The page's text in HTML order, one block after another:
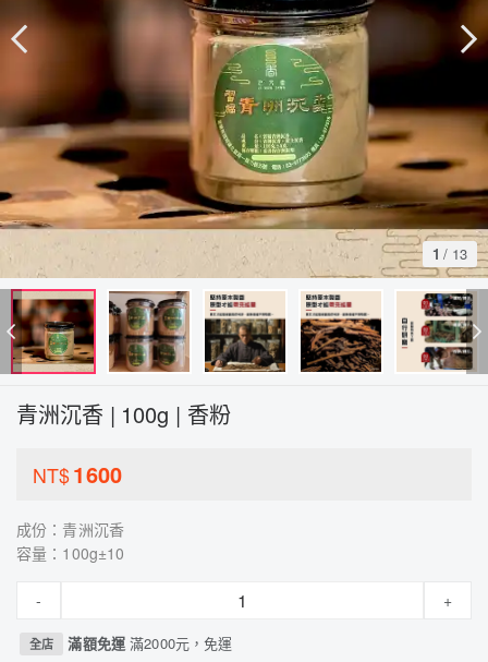
1 / 13
青洲沉香 | 100g | 香粉
NT$1600
成份：青洲沉香
容量：100g±10
- +
全店 滿額免運滿2000元，免運